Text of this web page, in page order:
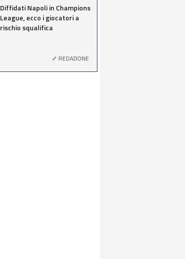
Diffidati Napoli in Champions
League, ecco i giocatori a
rischio squalifica
REDAZIONE